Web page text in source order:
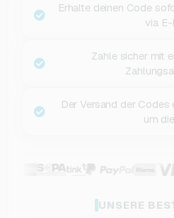
Erhalte deinen Code
via
Zahle sicher mit
Der Versand der
um
UNSERE